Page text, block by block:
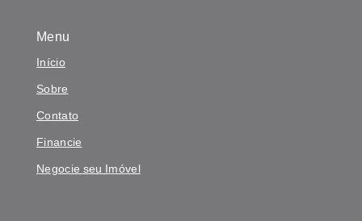
Menu
Início
Sobre
Contato
Financie
Negocie seu Imóvel